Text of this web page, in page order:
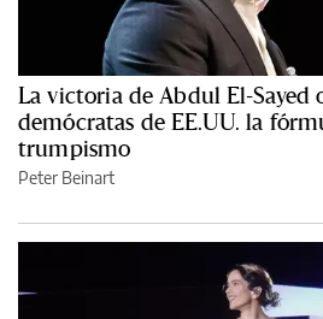
La victoria de Abdul El-Sayed
demócratas de EE.UU. la
trumpismo
Peter Beinart